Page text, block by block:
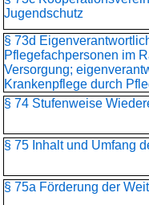
Jugendschutz
§ 73d
Pflegefachpersonen im
Versorgung;
Krankenpflege durch
§ 74 Stufenweise
§ 75 Inhalt und Umfang
§ 75a Förderung der